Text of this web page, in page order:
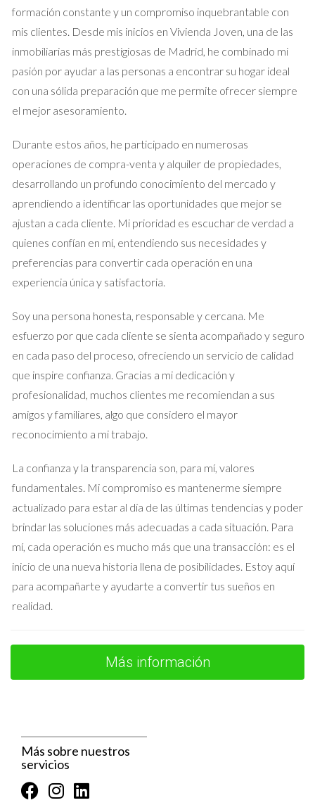
objetos personales para que los compradores puedan
imaginarse viviendo allí.
Limpiar a fondo: Una casa limpia es más atractiva;
considera contratar un servicio profesional si es
necesario.
Considerar una puesta en escena: La presentación
visual puede aumentar significativamente el interés en
tu propiedad.
Valoración de la Propiedad
Determinar el precio correcto es crucial. Aquí hay algunas
formas de hacerlo:
Investigar precios en el vecindario: Compara
propiedades similares que se hayan vendido
Contratar a un tasador profesional: Un experto puede
proporcionarte una evaluación precisa basada en varios
Consultar con un agente inmobiliario: Ellos tienen
acceso a datos del mercado y pueden ofrecerte una
perspectiva valiosa.
Marketing Efectivo
Una vez que tu casa esté lista y valorada, es hora de
comercializarla. Algunas estrategias incluyen:
web populares puede aumentar tu visibilidad.
Crear un recorrido virtual: Esto permite a los
compradores potenciales explorar tu hogar desde la
comodidad de su sofá.
Organizar jornadas de puertas abiertas: Invitar a
personas a ver tu casa puede generar interés
Cómo Ahorrarte Impuestos con la
Venta
entender las implicaciones fiscales. Aquí hay algunas maneras
de minimizar tus impuestos:
pagar impuestos sobre las ganancias hasta $250,000 (o
$500,000 si estás casado).
Deducción por costos relacionados con la venta:
Puedes deducir ciertos gastos como comisiones
inmobiliarias o costos de reparación realizados antes de
formación constante y un compromiso inquebrantable con
mis clientes. Desde mis inicios en Vivienda Joven, una de las
inmobiliarias más prestigiosas de Madrid, he combinado mi
pasión por ayudar a las personas a encontrar su hogar ideal
con una sólida preparación que me permite ofrecer siempre
el mejor asesoramiento.
Durante estos años, he participado en numerosas
operaciones de compra-venta y alquiler de propiedades,
desarrollando un profundo conocimiento del mercado y
aprendiendo a identificar las oportunidades que mejor se
ajustan a cada cliente. Mi prioridad es escuchar de verdad a
quienes confían en mí, entendiendo sus necesidades y
preferencias para convertir cada operación en una
experiencia única y satisfactoria.
Soy una persona honesta, responsable y cercana. Me
esfuerzo por que cada cliente se sienta acompañado y seguro
en cada paso del proceso, ofreciendo un servicio de calidad
que inspire confianza. Gracias a mi dedicación y
profesionalidad, muchos clientes me recomiendan a sus
amigos y familiares, algo que considero el mayor
reconocimiento a mi trabajo.
La confianza y la transparencia son, para mí, valores
fundamentales. Mi compromiso es mantenerme siempre
actualizado para estar al día de las últimas tendencias y poder
brindar las soluciones más adecuadas a cada situación. Para
mí, cada operación es mucho más que una transacción: es el
inicio de una nueva historia llena de posibilidades. Estoy aquí
para acompañarte y ayudarte a convertir tus sueños en
realidad.
Más información
Más sobre nuestros
servicios